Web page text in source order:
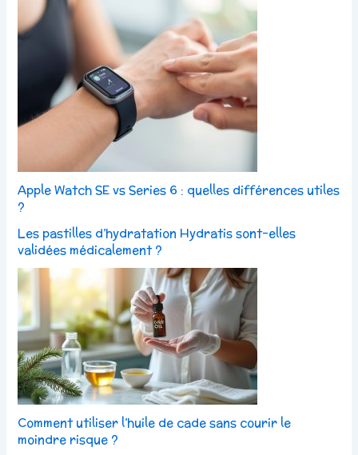
Apple Watch SE vs Series 6 : quelles différences utiles
?
Les pastilles d’hydratation Hydratis sont-elles
validées médicalement ?
Comment utiliser l’huile de cade sans courir le
moindre risque ?